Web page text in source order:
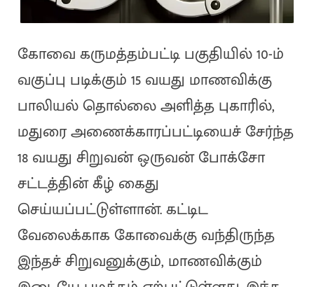
கோவை கருமத்தம்பட்டி பகுதியில் 10-ம்
வகுப்பு படிக்கும் 15 வயது மாணவிக்கு
பாலியல் தொல்லை அளித்த புகாரில்,
மதுரை அணைக்காரப்பட்டியைச் சேர்ந்த
18 வயது சிறுவன் ஒருவன் போக்சோ
சட்டத்தின் கீழ் கைது
செய்யப்பட்டுள்ளான். கட்டிட
வேலைக்காக கோவைக்கு வந்திருந்த
இந்தச் சிறுவனுக்கும், மாணவிக்கும்